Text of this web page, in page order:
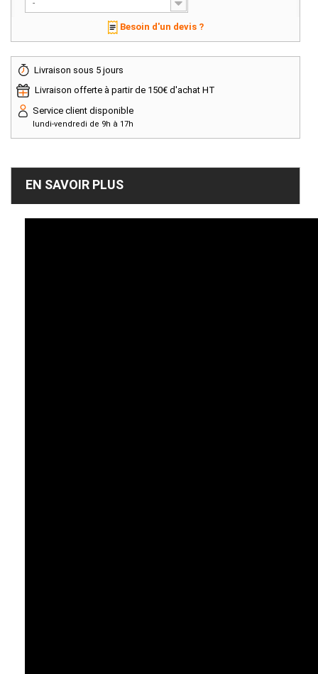
-
Besoin d'un devis ?
Livraison sous 5 jours
Livraison offerte à partir de 150€ d'achat HT
Service client disponible
lundi-vendredi de 9h à 17h
EN SAVOIR PLUS